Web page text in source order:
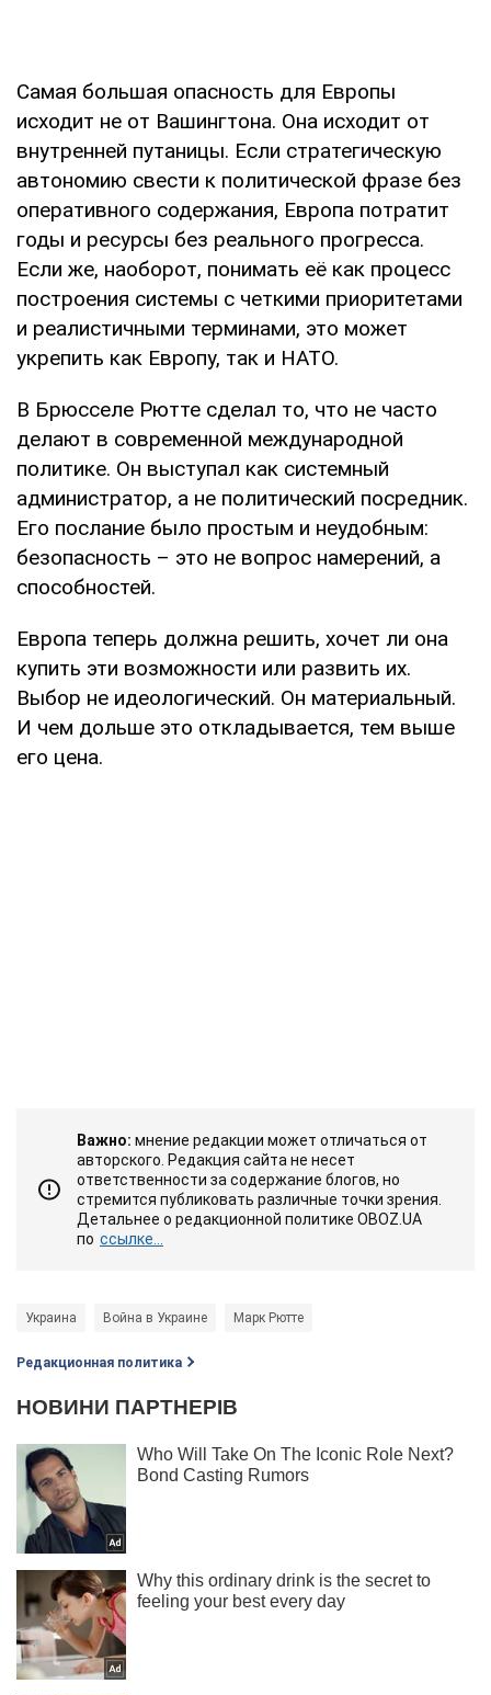
Самая большая опасность для Европы
исходит не от Вашингтона. Она исходит от
внутренней путаницы. Если стратегическую
автономию свести к политической фразе без
оперативного содержания, Европа потратит
годы и ресурсы без реального прогресса.
Если же, наоборот, понимать её как процесс
построения системы с четкими приоритетами
и реалистичными терминами, это может
укрепить как Европу, так и НАТО.
В Брюсселе Рютте сделал то, что не часто
делают в современной международной
политике. Он выступал как системный
администратор, а не политический посредник.
Его послание было простым и неудобным:
безопасность – это не вопрос намерений, а
способностей.
Европа теперь должна решить, хочет ли она
купить эти возможности или развить их.
Выбор не идеологический. Он материальный.
И чем дольше это откладывается, тем выше
его цена.
Важно: мнение редакции может отличаться от
авторского. Редакция сайта не несет
ответственности за содержание блогов, но
стремится публиковать различные точки зрения.
Детальнее о редакционной политике OBOZ.UA
по ссылке...
Украина Война в Украине Марк Рютте
Редакционная политика